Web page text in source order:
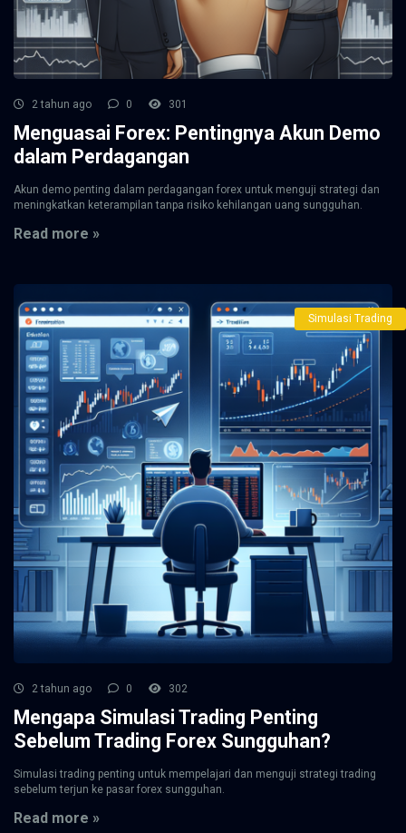
2 tahun ago 0 301
Menguasai Forex: Pentingnya Akun Demo
dalam Perdagangan
Akun demo penting dalam perdagangan forex untuk menguji strategi dan
meningkatkan keterampilan tanpa risiko kehilangan uang sungguhan.
Read more »
Simulasi Trading
2 tahun ago 0 302
Mengapa Simulasi Trading Penting
Sebelum Trading Forex Sungguhan?
Simulasi trading penting untuk mempelajari dan menguji strategi trading
sebelum terjun ke pasar forex sungguhan.
Read more »